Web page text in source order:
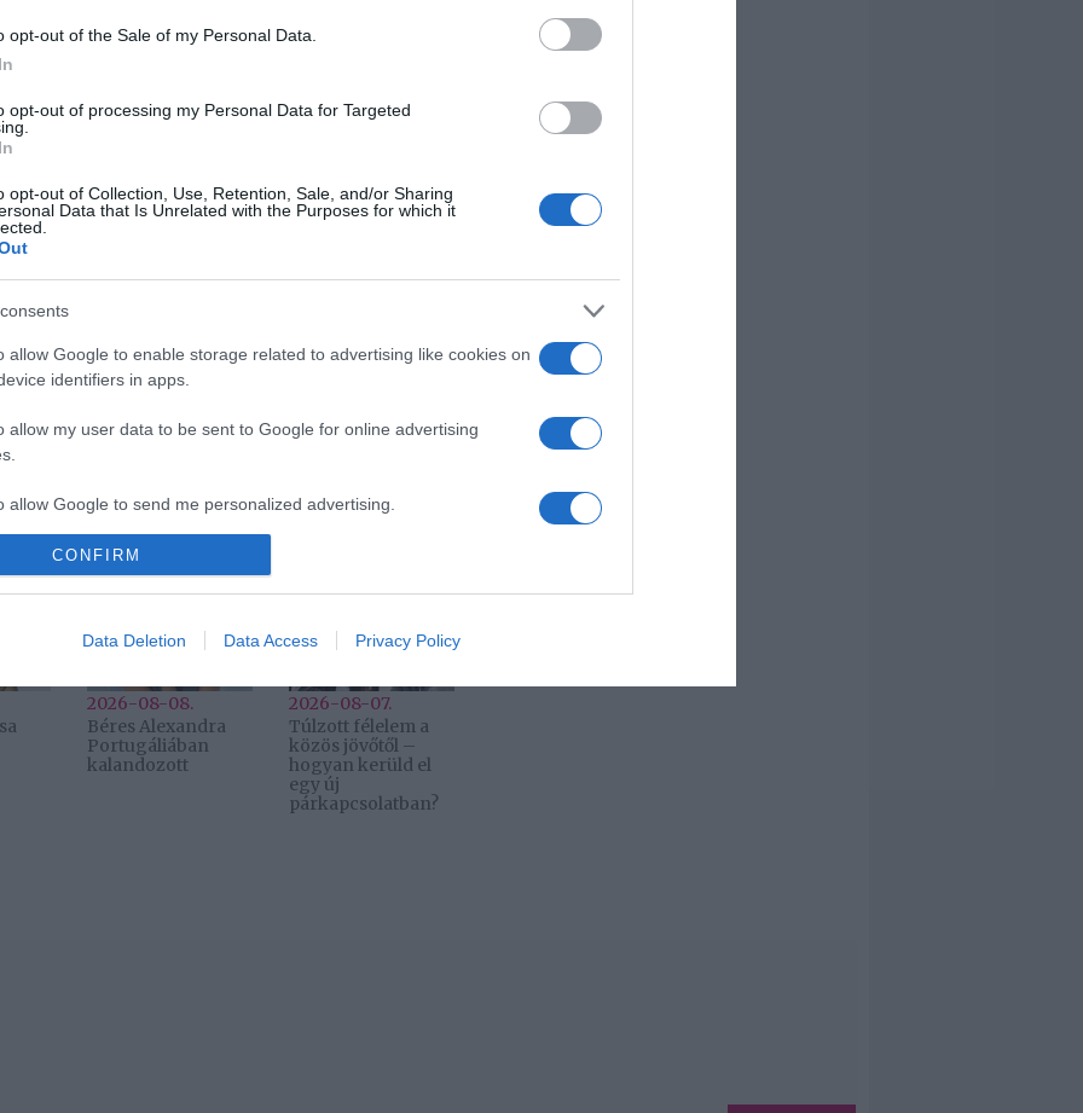
opt-out of the Sale of my Personal Data.
opt-out of processing my Personal Data for Targeted
opt-out of Collection, Use, Retention, Sale, and/or Sharing
Data that Is Unrelated with the Purposes for which it
allow Google to enable storage related to advertising like cookies on
identifiers in apps.
allow my user data to be sent to Google for online advertising
allow Google to send me personalized advertising.
allow Google to enable storage related to analytics like cookies on
allow Google to enable storage related to functionality of the website
CONFIRM
Data Deletion Data Access Privacy Policy
porcukorral, a tejszínt pedig kemény habbá verjük.
is. Óvatosan összeforgatjuk, majd a
a tetejére is egy kekszréteget
bevonjuk vele a felső kekszréteget. A süteményt
keksz megpuhuljon. Ezután szeletelve tálaljuk.
2026-08-08.
Béres Alexandra
Portugáliában
kalandozott
2026-08-07.
Túlzott félelem a
közös jövőtől –
hogyan kerüld el
egy új
párkapcsolatban?